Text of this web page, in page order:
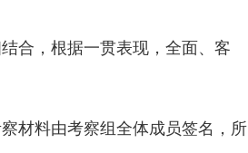
合，根据一贯表现，全面、客
材料由考察组全体成员签名，所